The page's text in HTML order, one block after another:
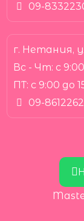
09-
г. Нетания,
Вс - Чт: с
ПТ: с 9:00 до
09-8612262